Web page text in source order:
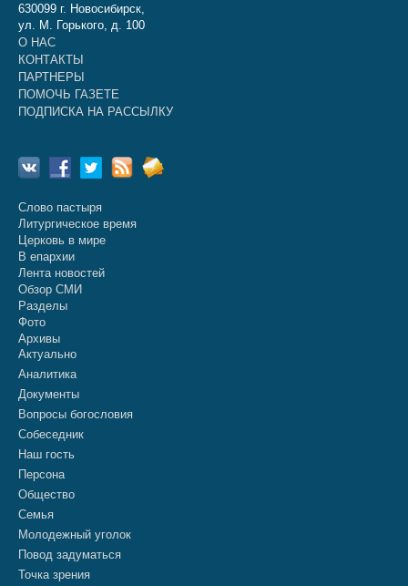
630099 г. Новосибирск,
ул. М. Горького, д. 100
О НАС
КОНТАКТЫ
ПАРТНЕРЫ
ПОМОЧЬ ГАЗЕТЕ
ПОДПИСКА НА РАССЫЛКУ
Слово пастыря
Литургическое время
Церковь в мире
В епархии
Лента новостей
Обзор СМИ
Разделы
Фото
Архивы
Актуально
Аналитика
Документы
Вопросы богословия
Собеседник
Наш гость
Персона
Общество
Семья
Молодежный уголок
Повод задуматься
Точка зрения